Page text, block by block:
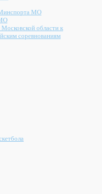
МО
области к
соревнованиям